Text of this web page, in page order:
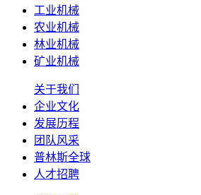
工业机械
农业机械
林业机械
矿业机械
关于我们
企业文化
发展历程
团队风采
普林斯全球
人才招聘